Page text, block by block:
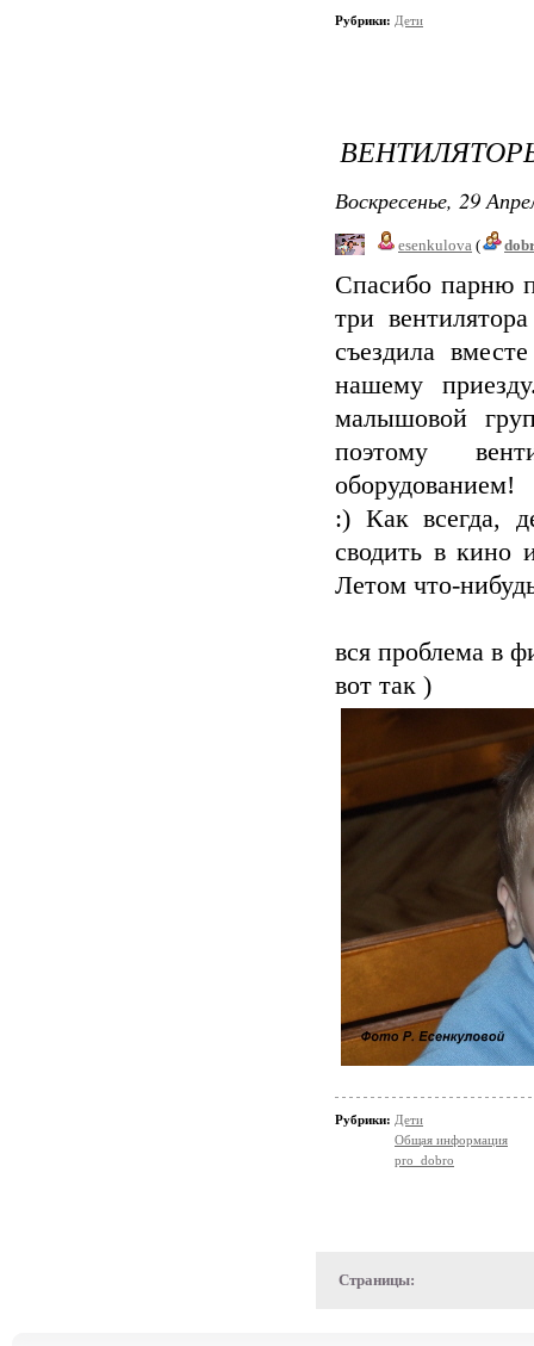
Рубрики: Дети
Воскресенье, 29
esenkulova (
Спасибо парню
три
съездила
нашему
малышовой
поэтому
оборудованием!
:) Как всегда,
сводить в кино
Летом что-
вся проблема в
вот так )
Рубрики: Дети
Общая информация
pro_dobro
Страницы: